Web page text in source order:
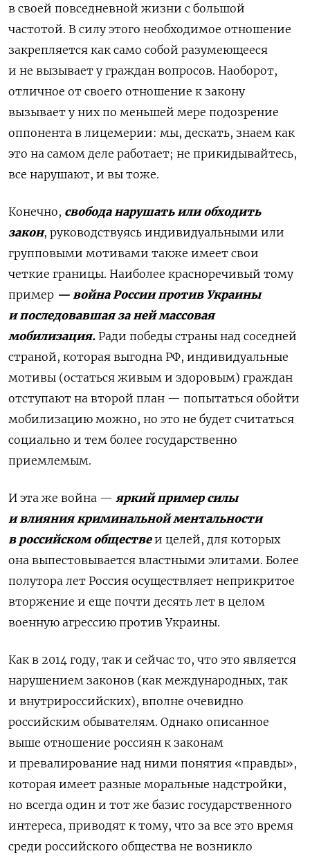
в своей повседневной жизни с большой
частотой. В силу этого необходимое отношение
закрепляется как само собой разумеющееся
и не вызывает у граждан вопросов. Наоборот,
отличное от своего отношение к закону
вызывает у них по меньшей мере подозрение
оппонента в лицемерии: мы, дескать, знаем как
это на самом деле работает; не прикидывайтесь,
все нарушают, и вы тоже.
Конечно, свобода нарушать или обходить
закон, руководствуясь индивидуальными или
групповыми мотивами также имеет свои
четкие границы. Наиболее красноречивый тому
пример — война России против Украины
и последовавшая за ней массовая
мобилизация. Ради победы страны над соседней
страной, которая выгодна РФ, индивидуальные
мотивы (остаться живым и здоровым) граждан
отступают на второй план — попытаться обойти
мобилизацию можно, но это не будет считаться
социально и тем более государственно
приемлемым.
И эта же война — яркий пример силы
и влияния криминальной ментальности
в российском обществеи целей, для которых
она выпестовывается властными элитами. Более
полутора лет Россия осуществляет неприкритое
вторжение и еще почти десять лет в целом
военную агрессию против Украины.
Как в 2014 году, так и сейчас то, что это является
нарушением законов (как международных, так
и внутрироссийских), вполне очевидно
российским обывателям. Однако описанное
выше отношение россиян к законам
и превалирование над ними понятия «правды»,
которая имеет разные моральные надстройки,
но всегда один и тот же базис государственного
интереса, приводят к тому, что за все это время
среди российского общества не возникло